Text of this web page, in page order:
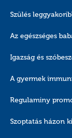
Szülés
Az egészséges
Igazság és
A gyermek
Regulaminy
Szoptatás házon